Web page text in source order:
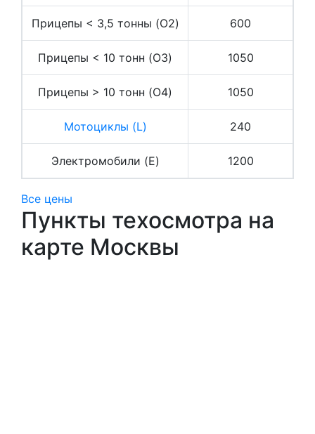
Прицепы < 3,5 тонны (O2) 600
Прицепы < 10 тонн (O3) 1050
Прицепы > 10 тонн (O4) 1050
Мотоциклы (L) 240
Электромобили (E) 1200
Все цены
Пункты техосмотра на
карте Москвы